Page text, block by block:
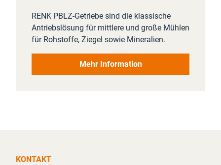
RENK PBLZ-Getriebe sind die klassische
Antriebslösung für mittlere und große Mühlen
für Rohstoffe, Ziegel sowie Mineralien.
Mehr Information
KONTAKT